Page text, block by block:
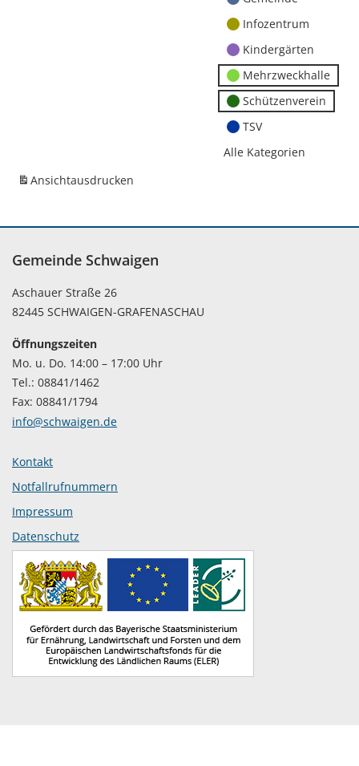
Infozentrum
Kindergärten
Mehrzweckhalle
Schützenverein
TSV
Alle Kategorien
Ansichtausdrucken
Gemeinde Schwaigen
Aschauer Straße 26
82445 SCHWAIGEN-GRAFENASCHAU
Öffnungszeiten
Mo. u. Do. 14:00 – 17:00 Uhr
Tel.: 08841/1462
Fax: 08841/1794
info@schwaigen.de
Kontakt
Notfallrufnummern
Impressum
Datenschutz